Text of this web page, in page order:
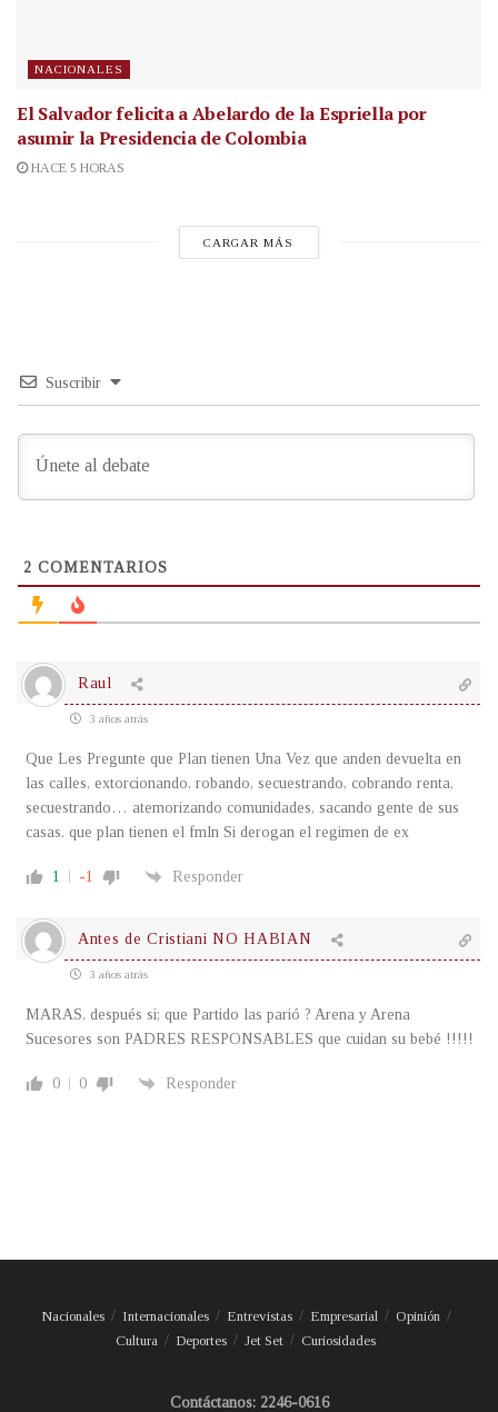
NACIONALES
El Salvador felicita a Abelardo de la Espriella por
asumir la Presidencia de Colombia
HACE 5 HORAS
CARGAR MÁS
Suscribir
2 COMENTARIOS
Raul
3 años atrás
Que Les Pregunte que Plan tienen Una Vez que anden devuelta en
las calles, extorcionando, robando, secuestrando, cobrando renta,
secuestrando… atemorizando comunidades, sacando gente de sus
casas. que plan tienen el fmln Si derogan el regimen de ex
1 -1 Responder
Antes de Cristiani NO HABIAN
3 años atrás
MARAS, después si; que Partido las parió ? Arena y Arena
Sucesores son PADRES RESPONSABLES que cuidan su bebé !!!!!
0 0 Responder
Nacionales Internacionales Entrevistas Empresarial
Opinión
Cultura
Deportes Jet Set Curiosidades
Contáctanos: 2246-0616